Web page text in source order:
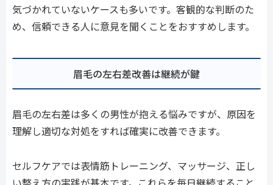
気づかれていないケースも多いです。客観的な判断のた
め、信頼できる人に意見を聞くことをおすすめします。
眉毛の左右差改善は継続が鍵
眉毛の左右差は多くの男性が抱える悩みですが、原因を
理解し適切な対処をすれば確実に改善できます。
セルフケアでは表情筋トレーニング、マッサージ、正し